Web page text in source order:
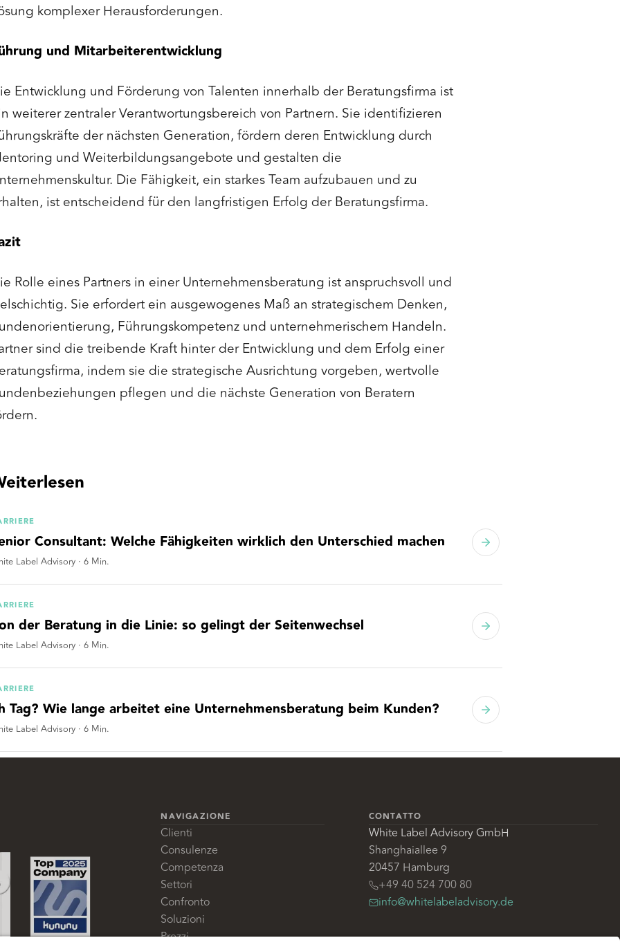
komplexer Herausforderungen.
und Mitarbeiterentwicklung
Entwicklung und Förderung von Talenten innerhalb der Beratungsfirma ist
weiterer zentraler Verantwortungsbereich von Partnern. Sie identifizieren
der nächsten Generation, fördern deren Entwicklung durch
und Weiterbildungsangebote und gestalten die
Die Fähigkeit, ein starkes Team aufzubauen und zu
ist entscheidend für den langfristigen Erfolg der Beratungsfirma.
Rolle eines Partners in einer Unternehmensberatung ist anspruchsvoll und
Sie erfordert ein ausgewogenes Maß an strategischem Denken,
Führungskompetenz und unternehmerischem Handeln.
sind die treibende Kraft hinter der Entwicklung und dem Erfolg einer
indem sie die strategische Ausrichtung vorgeben, wertvolle
pflegen und die nächste Generation von Beratern
Consultant: Welche Fähigkeiten wirklich den Unterschied machen
Label Advisory · 6 Min.
der Beratung in die Linie: so gelingt der Seitenwechsel
Label Advisory · 6 Min.
Tag? Wie lange arbeitet eine Unternehmensberatung beim Kunden?
Label Advisory · 6 Min.
NAVIGAZIONE
Clienti
Consulenze
Competenza
Settori
Confronto
Soluzioni
Prezzi
CONTATTO
White Label Advisory GmbH
Shanghaiallee 9
20457 Hamburg
+49 40 524 700 80
info@whitelabeladvisory.de